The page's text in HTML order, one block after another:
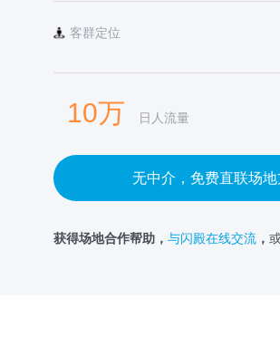
客群定位
10万 日人流量
无中介，免费直联场地
获得场地合作帮助， 与闪殿在线交流 ，